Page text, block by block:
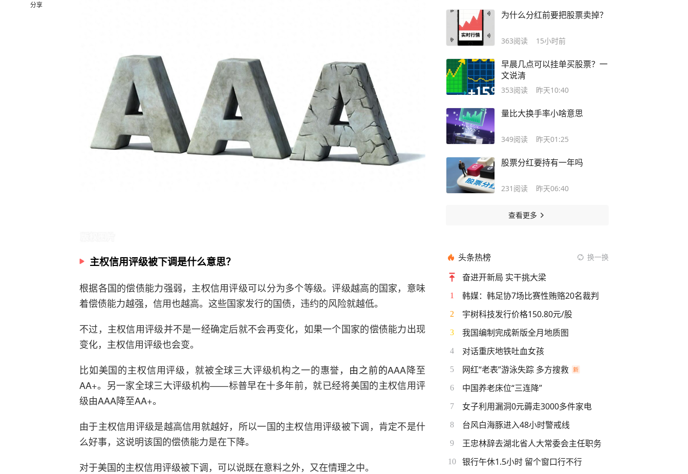
分享
主权信用评级被下调是什么意思？
根据各国的偿债能力强弱，主权信用评级可以分为多个等级。评级越高的国家，意味
着偿债能力越强，信用也越高。这些国家发行的国债，违约的风险就越低。
不过，主权信用评级并不是一经确定后就不会再变化，如果一个国家的偿债能力出现
变化，主权信用评级也会变。
比如美国的主权信用评级，就被全球三大评级机构之一的惠誉，由之前的AAA降至
AA+。另一家全球三大评级机构——标普早在十多年前，就已经将美国的主权信用评
级由AAA降至AA+。
由于主权信用评级是越高信用就越好，所以一国的主权信用评级被下调，肯定不是什
么好事，这说明该国的偿债能力是在下降。
对于美国的主权信用评级被下调，可以说既在意料之外，又在情理之中。
为什么分红前要把股票卖掉？
363阅读 15小时前
早晨几点可以挂单买股票？一
文说清
353阅读 昨天10:40
量比大换手率小啥意思
349阅读 昨天01:25
股票分红要持有一年吗
231 阅读 昨天06:40
查看更多
头条热榜 换一换
奋进开新局 实干挑大梁
1 韩媒：韩足协7场比赛性贿赂20名裁判
2 宇树科技发行价格150.80元/股
3 我国编制完成新版全月地质图
4 对话重庆地铁吐血女孩
5 网红“老表”游泳失踪 多方搜救
6 中国养老床位“三连降”
7 女子利用漏洞0元薅走3000多件家电
8 台风白海豚进入48小时警戒线
9 王忠林辞去湖北省人大常委会主任职务
10 银行午休1.5小时 留个窗口行不行